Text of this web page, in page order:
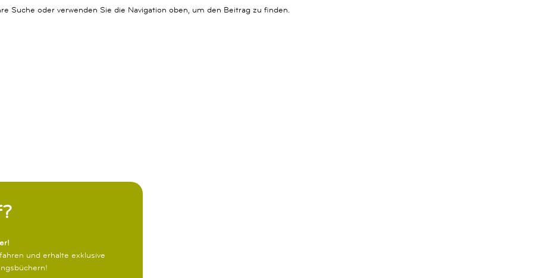
Suche oder verwenden Sie die Navigation oben, um den Beitrag zu finden.
und erhalte exklusive